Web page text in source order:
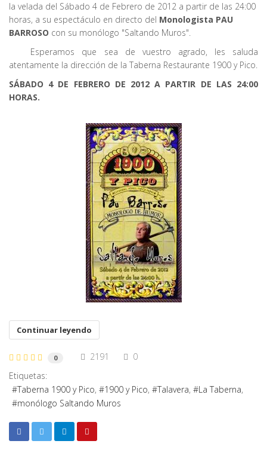
la velada del Sábado 4 de Febrero de 2012 a partir de las 24:00
horas, a su espectáculo en directo del Monologista PAU
BARROSO con su monólogo "Saltando Muros".
Esperamos que sea de vuestro agrado, les saluda
atentamente la dirección de la Taberna Restaurante 1900 y Pico.
SÁBADO 4 DE FEBRERO DE 2012 A PARTIR DE LAS 24:00
HORAS.
Continuar leyendo
0 2191
0
Etiquetas:
Taberna 1900 y Pico
1900 y Pico Talavera
La Taberna
monólogo Saltando Muros